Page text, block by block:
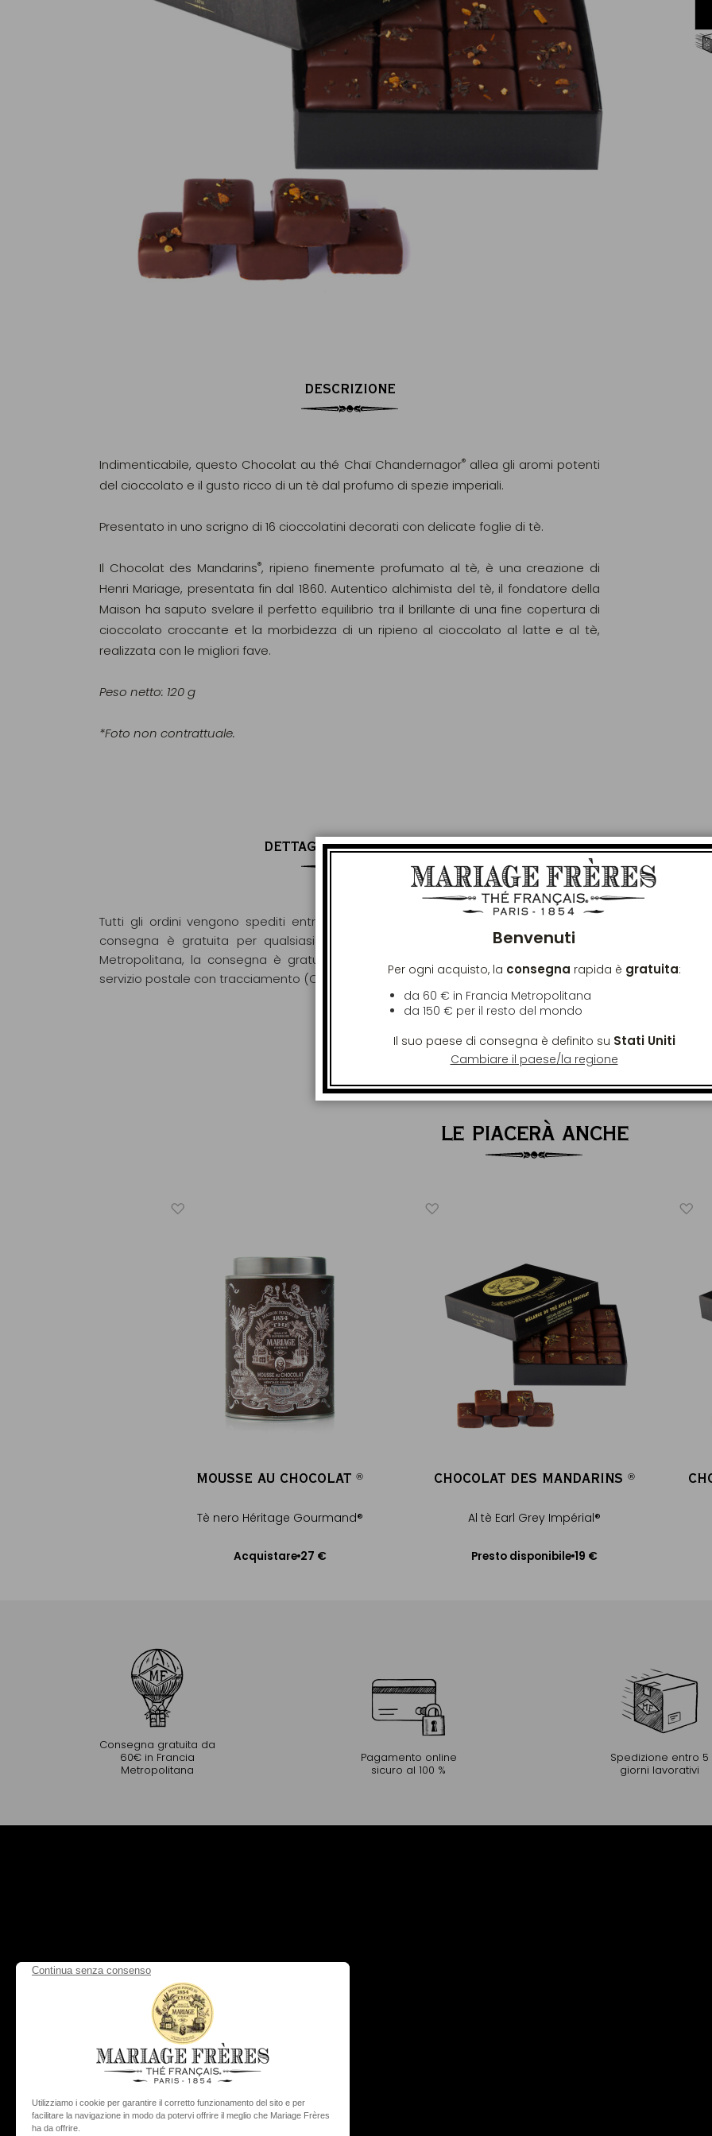
Pagamento online sicuro al 100 %
Consegna gratuita da 60€
in Francia Metropolitana
DESCRIZIONE
Indimenticabile, questo Chocolat au thé Chaï Chandernagor®allea gli aromi potenti
del cioccolato e il gusto ricco di un tè dal profumo di spezie imperiali.
Presentato in uno scrigno di 16 cioccolatini decorati con delicate foglie di tè.
Il Chocolat des Mandarins®, ripieno finemente profumato al tè, è una creazione di
Henri Mariage, presentata fin dal 1860. Autentico alchimista del tè, il fondatore della
Maison ha saputo svelare il perfetto equilibrio tra il brillante di una fine copertura di
cioccolato croccante et la morbidezza di un ripieno al cioccolato al latte e al tè,
realizzata con le migliori fave.
Peso netto: 120 g
*Foto non contrattuale.
DETTAGLI DI SPEDIZIONE
Tutti gli ordini vengono spediti entro 48 ore lavorate. In Francia Metropolitana, la
consegna è gratuita per qualsiasi ordine superiore a 60€. Fuori dalla Francia
Metropolitana, la consegna è gratuita per qualsiasi ordine superiore a 150€ con
servizio postale con tracciamento (Colissimo).
LE PIACERÀ ANCHE
MOUSSE AU CHOCOLAT ®
Tè nero Héritage Gourmand®
Acquistare 27 €
CHOCOLAT DES MANDARINS ®
Al tè Earl Grey Impérial®
Presto disponibile 19 €
Consegna gratuita da
60€ in Francia
Metropolitana
Pagamento online
sicuro al 100 %
Spedizione entro 5
giorni lavorativi
Benvenuti
Per ogni acquisto, la consegna rapida è gratuita:
da 60 € in Francia Metropolitana
da 150 € per il resto del mondo
Il suo paese di consegna è definito su Stati Uniti
Cambiare il paese/la regione